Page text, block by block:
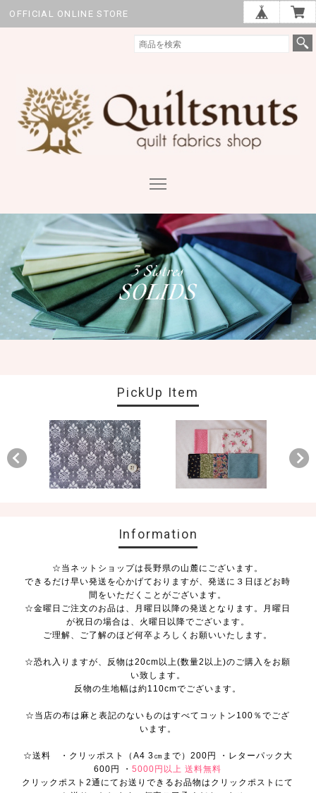
OFFICIAL ONLINE STORE
PickUp Item
Information
☆当ネットショップは長野県の山麓にございます。
できるだけ早い発送を心かげておりますが、発送に３日ほどお時
間をいただくことがございます。
☆金曜日ご注文のお品は、月曜日以降の発送となります。月曜日
が祝日の場合は、火曜日以降でございます。
ご理解、ご了解のほど何卒よろしくお願いいたします。
☆恐れ入りますが、反物は20cm以上(数量2以上)のご購入をお願
い致します。
反物の生地幅は約110cmでございます。
☆当店の布は麻と表記のないものはすべてコットン100％でござ
います。
☆送料 ・クリッポスト（A4 3㎝まで）200円 ・レターパック大
600円 ・5000円以上 送料無料
クリックポスト2通にてお送りできるお品物はクリックポストにて